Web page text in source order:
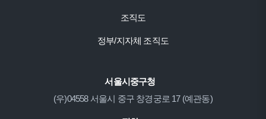
조직도
정부/지자체 조직도
서울시중구청
(우)04558 서울시 중구 창경궁로 17 (예관동)